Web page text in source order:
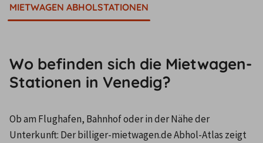
MIETWAGEN ABHOLSTATIONEN
Wo befinden sich die Mietwagen-
Stationen in Venedig?
Ob am Flughafen, Bahnhof oder in der Nähe der
Unterkunft: Der billiger-mietwagen.de Abhol-Atlas zeigt